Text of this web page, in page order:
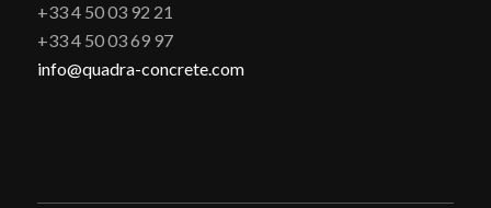
+33 4 50 03 92 21
+33 4 50 03 69 97
info@quadra-concrete.com